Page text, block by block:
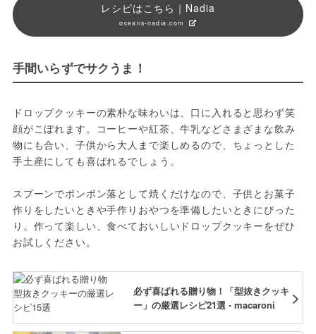
レシピはこちら｜Nadia
oceans-nadia.com
手間いらずでサクうま！
ドロップクッキーの素朴な味わいは、口に入れると思わず笑
顔がこぼれます。コーヒーや紅茶、牛乳などさまざまな飲み
物にも合い、子供から大人まで楽しめるので、ちょっとした
手土産にしても喜ばれるでしょう。
スプーンでポンポン落として焼くだけなので、子供とお菓子
作りをしたいときや手作りおやつを準備したいときにぴった
り。作って楽しい、食べておいしいドロップクッキーをぜひ
お試しください。
必ず喜ばれる贈り物！「型抜きクッキ
ー」の厳選レシピ21選 - macaroni